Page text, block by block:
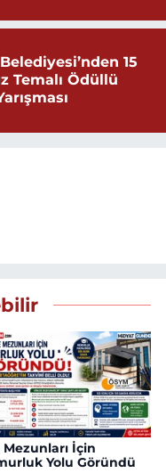
15
Temalı Ödüllü
Mezunları İçin
Yolu Göründü